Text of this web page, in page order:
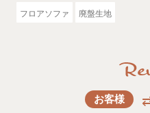
フロアソファ 廃盤生地
お客様